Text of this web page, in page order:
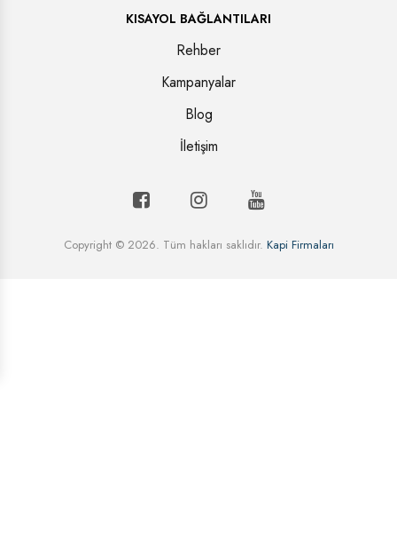
KISAYOL BAĞLANTILARI
Rehber
Kampanyalar
Blog
İletişim
Copyright © 2026. Tüm hakları saklıdır. Kapi Firmaları